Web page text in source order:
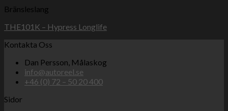
Bränsleslang
THE101K – Hypress Longlife
Kontakta Oss
Dan Persson, Målaskog
info@autoreel.se
+46 (0) 72 – 50 20 400
Sidor